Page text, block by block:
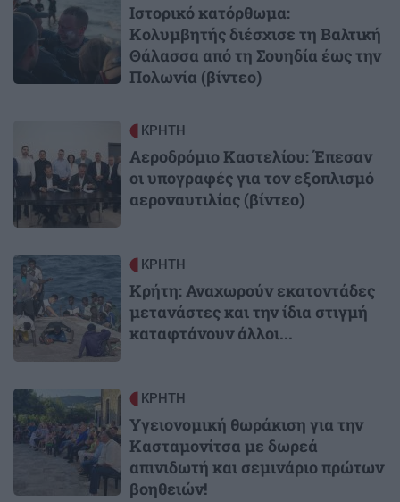
Ιστορικό κατόρθωμα:
Κολυμβητής διέσχισε τη Βαλτική
Θάλασσα από τη Σουηδία έως την
Πολωνία (βίντεο)
ΚΡΗΤΗ
Αεροδρόμιο Καστελίου: Έπεσαν
οι υπογραφές για τον εξοπλισμό
αεροναυτιλίας (βίντεο)
Image ΚΡΗΤΗ
Κρήτη: Αναχωρούν εκατοντάδες
μετανάστες και την ίδια στιγμή
καταφτάνουν άλλοι...
Image ΚΡΗΤΗ
Υγειονομική θωράκιση για την
Κασταμονίτσα με δωρεά
απινιδωτή και σεμινάριο πρώτων
βοηθειών!